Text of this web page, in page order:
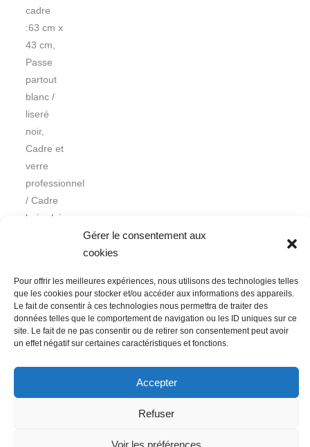
Gérer le consentement aux
cookies
Pour offrir les meilleures expériences, nous utilisons des technologies telles
que les cookies pour stocker et/ou accéder aux informations des appareils.
Le fait de consentir à ces technologies nous permettra de traiter des
données telles que le comportement de navigation ou les ID uniques sur ce
site. Le fait de ne pas consentir ou de retirer son consentement peut avoir
un effet négatif sur certaines caractéristiques et fonctions.
Accepter
Refuser
Voir les préférences
cadre
:63 cm x
43 cm,
Passe
partout
blanc /
liseré
noir,
Cadre et
verre
professionnel
/ Cadre
bois clair
Nous contacter
Conditions Générales de Ventes
Politique de confidentialité
Mentions légales